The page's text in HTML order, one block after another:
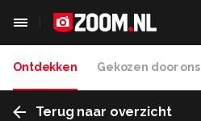
Ontdekken Gekozen door ons
Terug naar overzicht